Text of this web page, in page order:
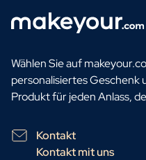
Wählen Sie auf
personalisiertes Geschenk
Produkt für jeden Anlass,
Kontakt
Kontakt mit uns